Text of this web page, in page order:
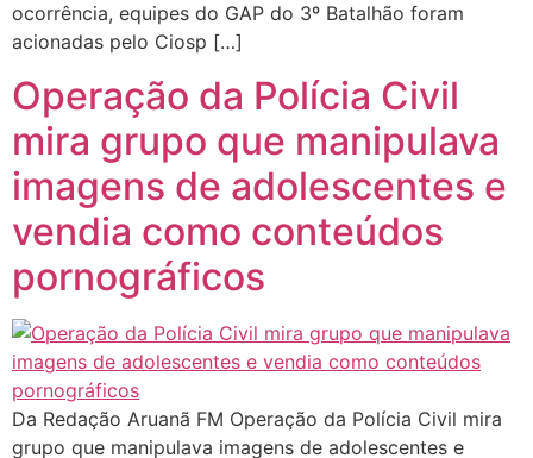
ocorrência, equipes do GAP do 3º Batalhão foram
acionadas pelo Ciosp […]
Operação da Polícia Civil
mira grupo que manipulava
imagens de adolescentes e
vendia como conteúdos
pornográficos
Da Redação Aruanã FM Operação da Polícia Civil mira
grupo que manipulava imagens de adolescentes e